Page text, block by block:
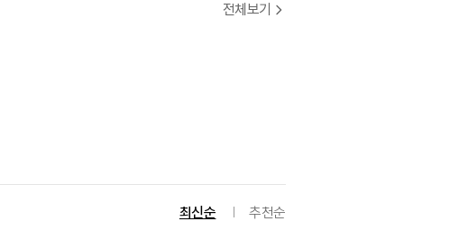
전체보기
최신순 추천순